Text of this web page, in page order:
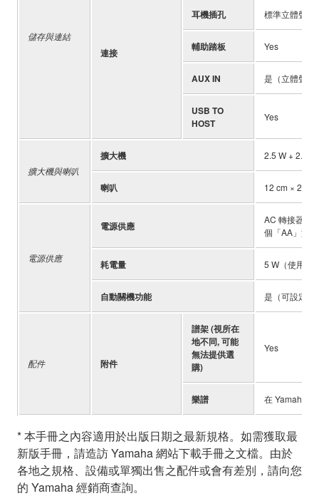
儲存與連結
連接
耳機插孔 標準立體聲耳
輔助踏板 Yes
AUX IN 是（立體聲迷
USB TO
HOST
Yes
擴大機與喇叭
擴大機 2.5 W + 2.5 W
喇叭 12 cm × 2
電源供應
電源供應
AC 轉接器（
個「AA」型
耗電量 5 W（使用
自動關機功能 是（可設定時
配件 附件
譜架 (視所在
地不同, 可能
無法提供選
購)
Yes
樂譜 在 Yamaha
* 本手冊之內容適用於出版日期之最新規格。如需獲取最
新版手冊，請造訪 Yamaha 網站下載手冊之文檔。由於
各地之規格、設備或單獨出售之配件或會有差別，請向您
的 Yamaha 經銷商查詢。